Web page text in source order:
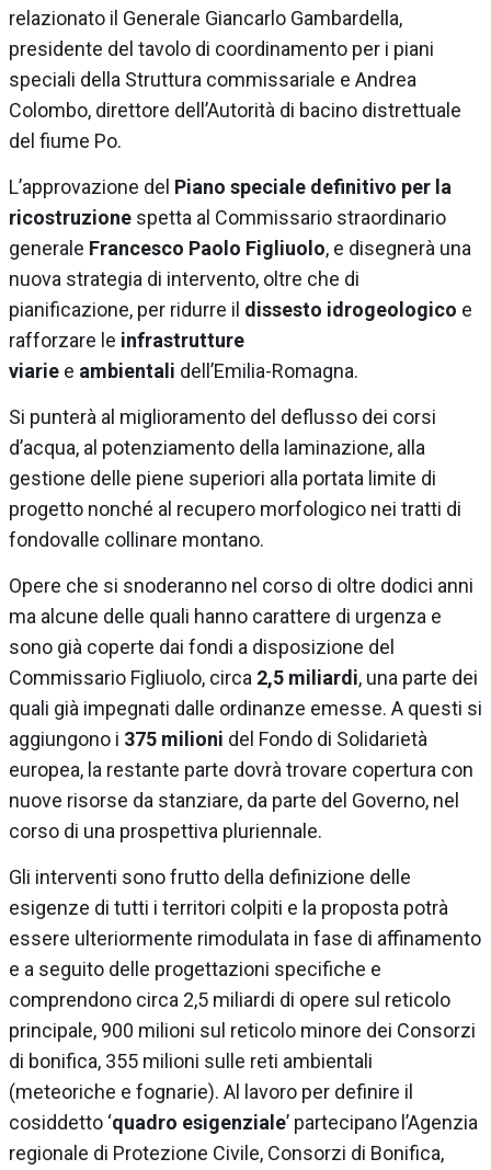
relazionato il Generale Giancarlo Gambardella,
presidente del tavolo di coordinamento per i piani
speciali della Struttura commissariale e Andrea
Colombo, direttore dell’Autorità di bacino distrettuale
del fiume Po.
L’approvazione del Piano speciale definitivo per la
ricostruzione spetta al Commissario straordinario
generale Francesco Paolo Figliuolo, e disegnerà una
nuova strategia di intervento, oltre che di
pianificazione, per ridurre il dissesto idrogeologico e
rafforzare le infrastrutture
viarie e ambientali dell’Emilia-Romagna.
Si punterà al miglioramento del deflusso dei corsi
d’acqua, al potenziamento della laminazione, alla
gestione delle piene superiori alla portata limite di
progetto nonché al recupero morfologico nei tratti di
fondovalle collinare montano.
Opere che si snoderanno nel corso di oltre dodici anni
ma alcune delle quali hanno carattere di urgenza e
sono già coperte dai fondi a disposizione del
Commissario Figliuolo, circa 2,5 miliardi, una parte dei
quali già impegnati dalle ordinanze emesse. A questi si
aggiungono i 375 milioni del Fondo di Solidarietà
europea, la restante parte dovrà trovare copertura con
nuove risorse da stanziare, da parte del Governo, nel
corso di una prospettiva pluriennale.
Gli interventi sono frutto della definizione delle
esigenze di tutti i territori colpiti e la proposta potrà
essere ulteriormente rimodulata in fase di affinamento
e a seguito delle progettazioni specifiche e
comprendono circa 2,5 miliardi di opere sul reticolo
principale, 900 milioni sul reticolo minore dei Consorzi
di bonifica, 355 milioni sulle reti ambientali
(meteoriche e fognarie). Al lavoro per definire il
cosiddetto ‘quadro esigenziale’ partecipano l’Agenzia
regionale di Protezione Civile, Consorzi di Bonifica,